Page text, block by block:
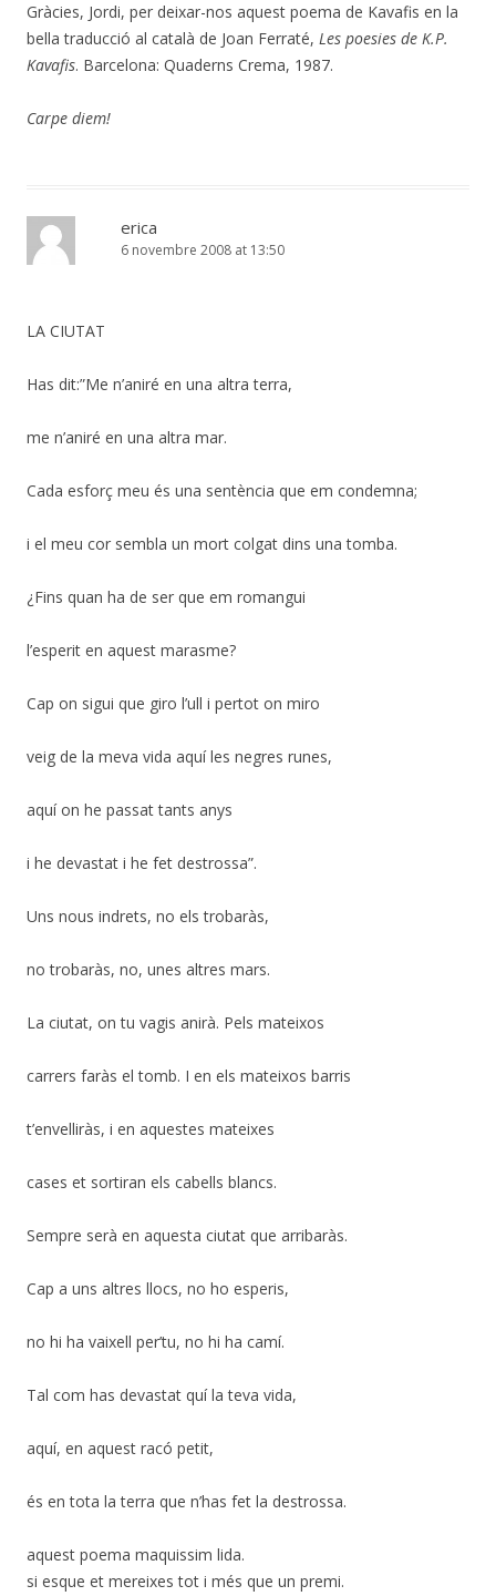
Gràcies, Jordi, per deixar-nos aquest poema de Kavafis en la
bella traducció al català de Joan Ferraté, Les poesies de K.P.
Kavafis. Barcelona: Quaderns Crema, 1987.
Carpe diem!
erica
6 novembre 2008 at 13:50
LA CIUTAT
Has dit:”Me n’aniré en una altra terra,
me n’aniré en una altra mar.
Cada esforç meu és una sentència que em condemna;
i el meu cor sembla un mort colgat dins una tomba.
¿Fins quan ha de ser que em romangui
l’esperit en aquest marasme?
Cap on sigui que giro l’ull i pertot on miro
veig de la meva vida aquí les negres runes,
aquí on he passat tants anys
i he devastat i he fet destrossa”.
Uns nous indrets, no els trobaràs,
no trobaràs, no, unes altres mars.
La ciutat, on tu vagis anirà. Pels mateixos
carrers faràs el tomb. I en els mateixos barris
t’envelliràs, i en aquestes mateixes
cases et sortiran els cabells blancs.
Sempre serà en aquesta ciutat que arribaràs.
Cap a uns altres llocs, no ho esperis,
no hi ha vaixell per’tu, no hi ha camí.
Tal com has devastat quí la teva vida,
aquí, en aquest racó petit,
és en tota la terra que n’has fet la destrossa.
aquest poema maquissim lida.
si esque et mereixes tot i més que un premi.